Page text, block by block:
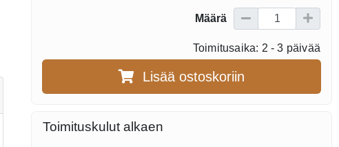
Määrä
Toimitusaika: 2 - 3 päivää
Lisää ostoskoriin
Toimituskulut alkaen